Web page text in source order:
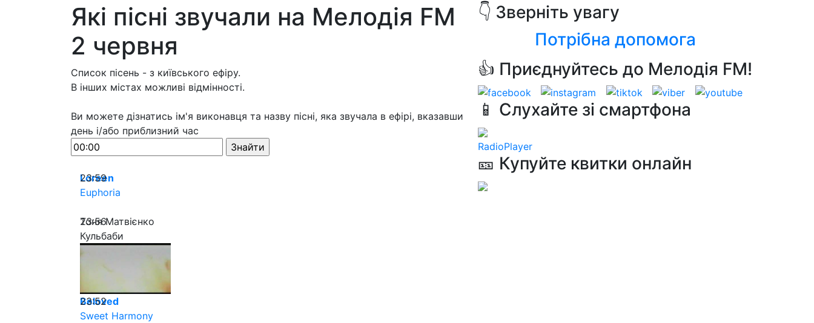
Які пісні звучали на Мелодія FM
2 червня
Список пісень - з київського ефіру.
В інших містах можливі відмінності.
Ви можете дізнатись ім'я виконавця та назву пісні, яка звучала в ефірі, вказавши
день і/або приблизний час
23:59
Loreen
Euphoria
23:56
Тоня Матвієнко
Кульбаби
23:52
Beloved
Sweet Harmony
👇 Зверніть увагу
Потрібна допомога
👍 Приєднуйтесь до Мелодія FM!
📱 Слухайте зі смартфона
RadioPlayer
🎫 Купуйте квитки онлайн